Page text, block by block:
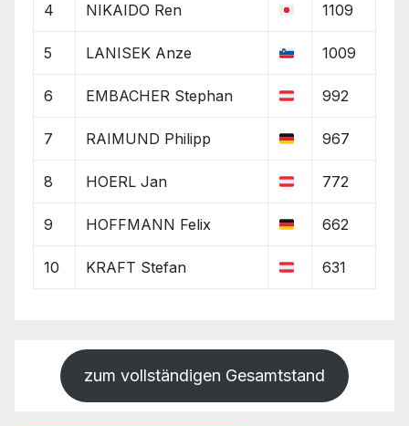
4 NIKAIDO Ren 1109
5 LANISEK Anze 1009
6 EMBACHER Stephan 992
7 RAIMUND Philipp 967
8 HOERL Jan 772
9 HOFFMANN Felix 662
10 KRAFT Stefan 631
zum vollständigen Gesamtstand